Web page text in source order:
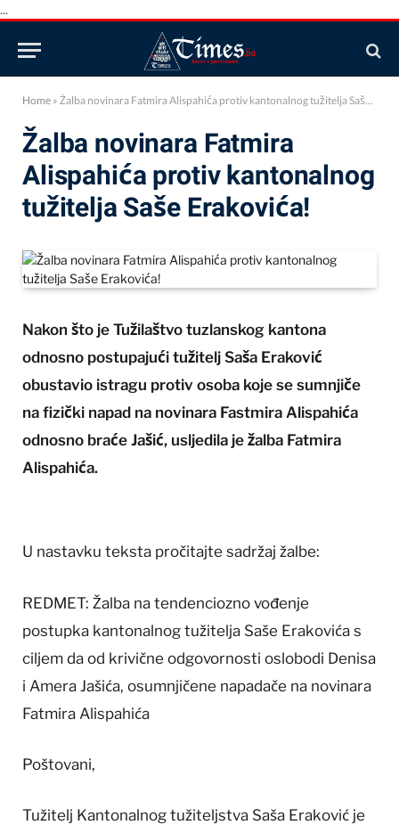
...
Home » Žalba novinara Fatmira Alispahića protiv kantonalnog tužitelja Saše Erakovića!
Žalba novinara Fatmira
Alispahića protiv kantonalnog
tužitelja Saše Erakovića!
Nakon što je Tužilaštvo tuzlanskog kantona
odnosno postupajući tužitelj Saša Eraković
obustavio istragu protiv osoba koje se sumnjiče
na fizički napad na novinara Fastmira Alispahića
odnosno braće Jašić, usljedila je žalba Fatmira
Alispahića.
U nastavku teksta pročitajte sadržaj žalbe:
REDMET: Žalba na tendenciozno vođenje
postupka kantonalnog tužitelja Saše Erakovića s
ciljem da od krivične odgovornosti oslobodi Denisa
i Amera Jašića, osumnjičene napadače na novinara
Fatmira Alispahića
Poštovani,
Tužitelj Kantonalnog tužiteljstva Saša Eraković je